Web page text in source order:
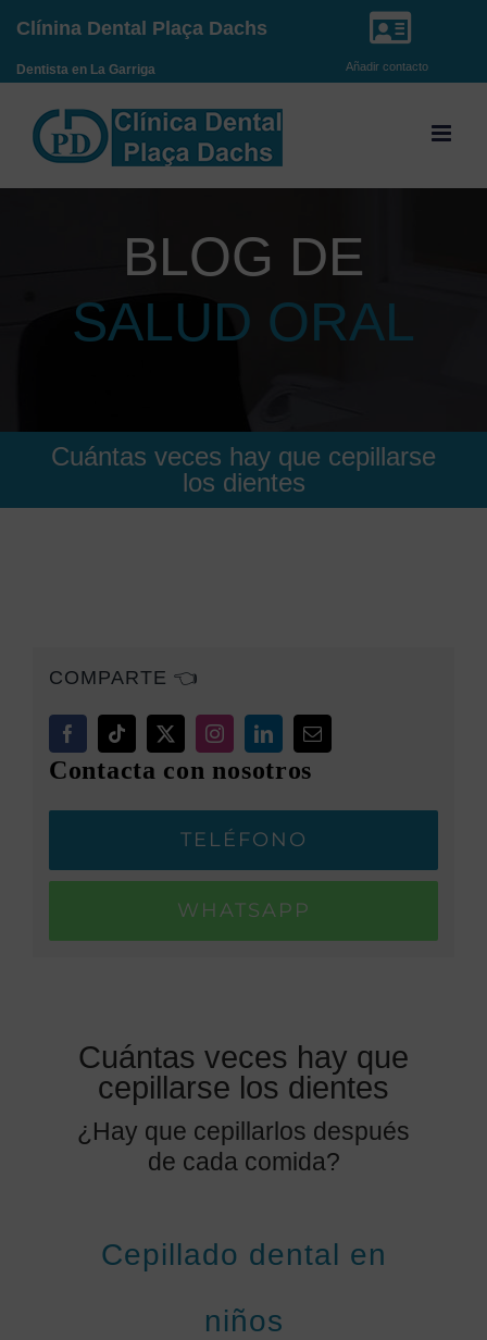
Saltar
Clínina Dental Plaça Dachs
Dentista en La Garriga Añadir contacto
BLOG DE
SALUD ORAL
Cuántas veces hay que cepillarse
los dientes
COMPARTE 👈
Contacta con nosotros
TELÉFONO
WHATSAPP
Cuántas veces hay que
cepillarse los dientes
¿Hay que cepillarlos después
de cada comida?
Cepillado dental en
niños